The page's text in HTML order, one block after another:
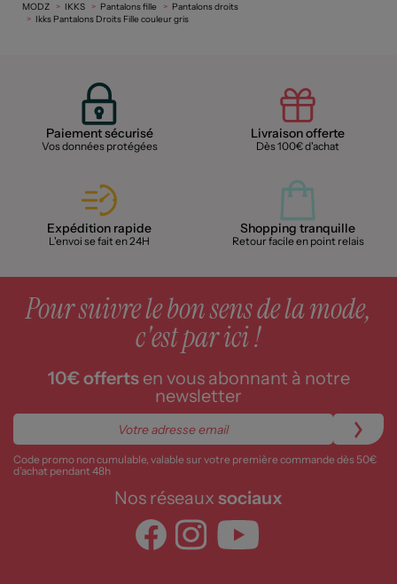
MODZ IKKS Pantalons fille
Pantalons droits
Ikks Pantalons Droits Fille couleur gris
Paiement sécurisé
Vos données protégées
Livraison offerte
Dès 100€ d'achat
Expédition rapide
L'envoi se fait en 24H
Shopping tranquille
Retour facile en point relais
Pour suivre le bon sens de la mode,
c'est par ici !
10€ offertsen vous abonnant à notre
newsletter
Code promo non cumulable, valable sur votre première commande dès 50€
d’achat pendant 48h
Nos réseaux sociaux